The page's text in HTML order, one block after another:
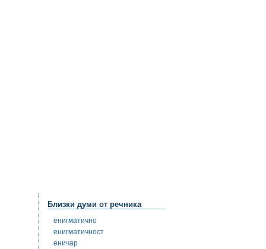
Близки думи от речника
енигматично
енигматичност
еничар